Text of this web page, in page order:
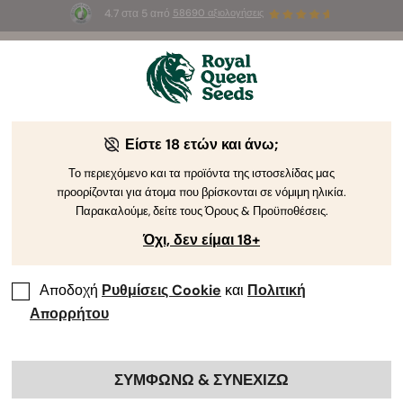
4.7 στα 5 από 58690 αξιολογήσεις
3 σπόρους White Widow AutoΔΩΡΕΑΝ για τους
Συγγραφέας RQSΔημοσιογράφος και Κειμενογράφος με
Ειδίκευση στην Κάνναβη
Adam Parsons
Γράφω για: Καλλιέργεια κάνναβης,
νεότερες εξελίξεις, ποπ κουλτούρα, CBD
και προϊόντα
Επαγγελματικά προφίλ:
Adam Parsons
Είστε 18 ετών και άνω;
Το περιεχόμενο και τα προϊόντα της ιστοσελίδας μας
προορίζονται για άτομα που βρίσκονται σε νόμιμη ηλικία.
Παρακαλούμε, δείτε τους Όρους & Προϋποθέσεις.
Όχι, δεν είμαι 18+
Αποδοχή Ρυθμίσεις Cookie και Πολιτική
Απορρήτου
ΣΥΜΦΩΝΩ & ΣΥΝΕΧΙΖΩ